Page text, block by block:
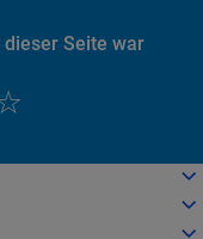
Seite war